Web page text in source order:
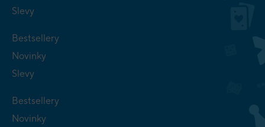
Slevy
Bestsellery
Novinky
Slevy
Bestsellery
Novinky